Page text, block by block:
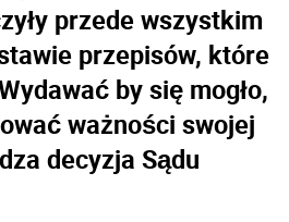
przede wszystkim
przepisów, które
by się mogło,
ważności swojej
decyzja Sądu